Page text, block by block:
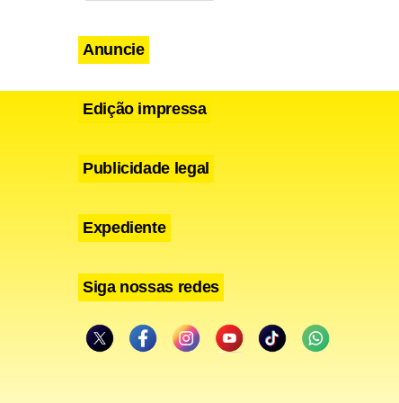
Anuncie
Edição impressa
Publicidade legal
Expediente
Siga nossas redes